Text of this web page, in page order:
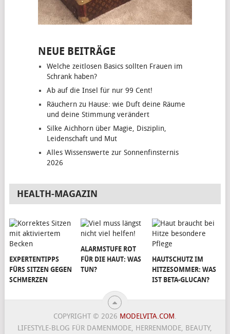
NEUE BEITRÄGE
Welche zeitlosen Basics sollten Frauen im
Schrank haben?
Ab auf die Insel für nur 99 Cent!
Räuchern zu Hause: wie Duft deine Räume
und deine Stimmung verändert
Silke Aichhorn über Magie, Disziplin,
Leidenschaft und Mut
Alles Wissenswerte zur Sonnenfinsternis
2026
HEALTH-MAGAZIN
EXPERTENTIPPS
FÜRS SITZEN GEGEN
SCHMERZEN
ALARMSTUFE ROT
FÜR DIE HAUT: WAS
TUN?
HAUTSCHUTZ IM
HITZESOMMER: WAS
IST BETA-GLUCAN?
COPYRIGHT © 2026 MODELVITA.COM.
LIFESTYLE-BLOG FÜR DAMENMODE, HERRENMODE, BEAUTY,